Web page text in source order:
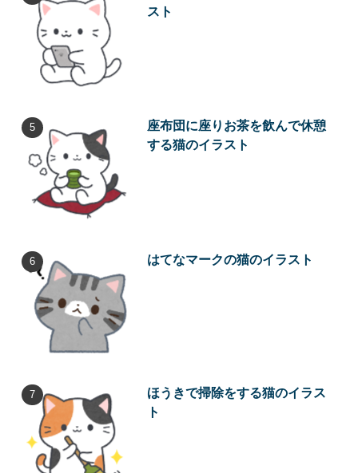
スト
座布団に座りお茶を飲んで休憩
する猫のイラスト
はてなマークの猫のイラスト
ほうきで掃除をする猫のイラス
ト